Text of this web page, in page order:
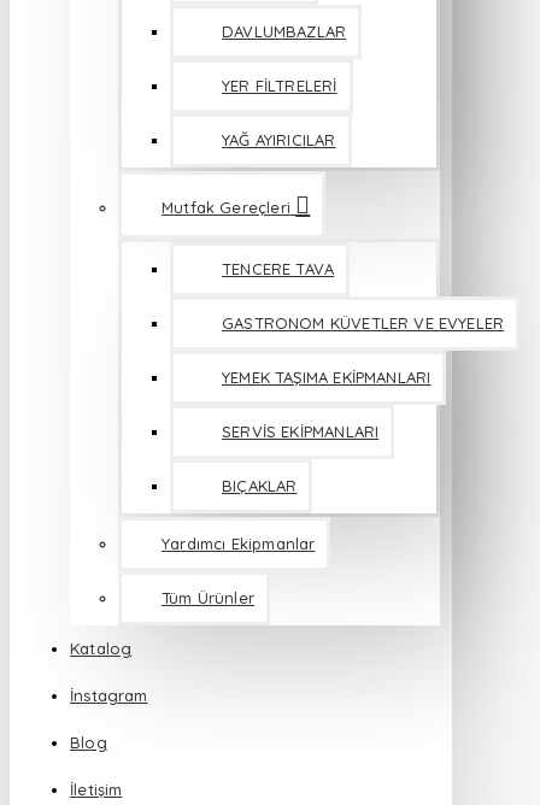
DAVLUMBAZLAR
YER FİLTRELERİ
YAĞ AYIRICILAR
Mutfak Gereçleri
TENCERE TAVA
GASTRONOM KÜVETLER VE EVYELER
YEMEK TAŞIMA EKİPMANLARI
SERVİS EKİPMANLARI
BIÇAKLAR
Yardımcı Ekipmanlar
Tüm Ürünler
Katalog
İnstagram
Blog
İletişim